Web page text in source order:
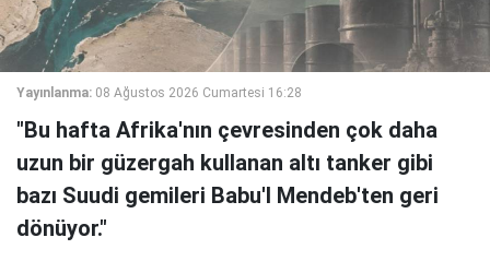
Yayınlanma: 08 Ağustos 2026 Cumartesi 16:28
"Bu hafta Afrika'nın çevresinden çok daha
uzun bir güzergah kullanan altı tanker gibi
bazı Suudi gemileri Babu'l Mendeb'ten geri
dönüyor."